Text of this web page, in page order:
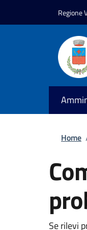
Regione
Home
Se rilevi